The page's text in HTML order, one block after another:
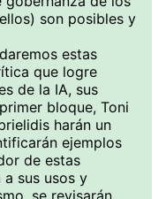
son posibles y
estas
que logre
de la IA, sus
bloque, Toni
harán un
ejemplos
de estas
sus usos y
se revisarán